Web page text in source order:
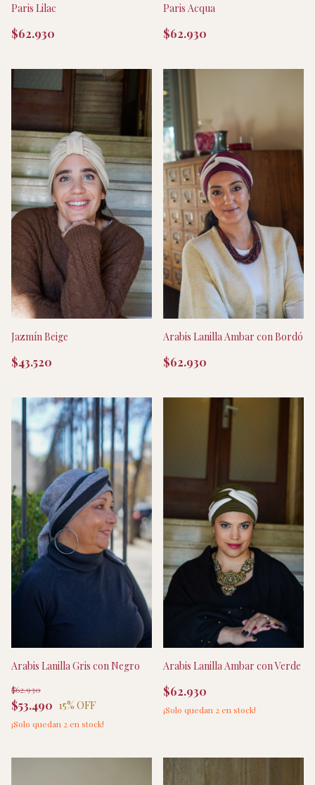
Paris Lilac
$62.930
Paris Acqua
$62.930
Jazmín Beige
$43.520
Arabis Lanilla Ambar con Bordó
$62.930
Arabis Lanilla Gris con Negro
$53.490
$62.930
15% OFF
¡Solo quedan 2en stock!
Arabis Lanilla Ambar con Verde
$62.930
¡Solo quedan 2en stock!